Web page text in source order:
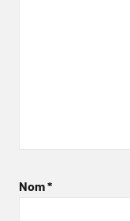
Nom*